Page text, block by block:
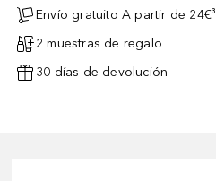
Envío gratuito A partir de 24€³
2 muestras de regalo
30 días de devolución